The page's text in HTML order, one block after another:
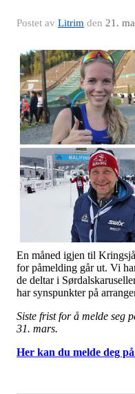
Postet av Litrim den 21.
En måned igjen til
for påmelding går ut. Vi
de deltar i
har synspunkter på
Siste frist for å melde seg
31. mars.
Her kan du melde deg